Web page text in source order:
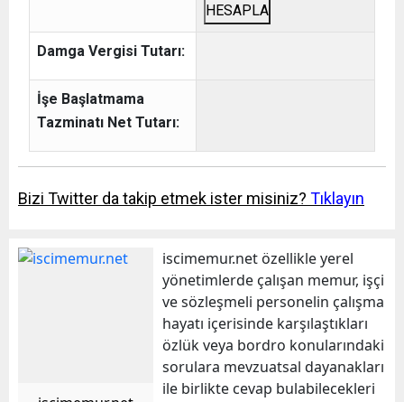
HESAPLA
Damga Vergisi Tutarı:
İşe Başlatmama
Tazminatı Net Tutarı:
Bizi Twitter da takip etmek ister misiniz? Tıklayın
iscimemur.net özellikle yerel
yönetimlerde çalışan memur, işçi
ve sözleşmeli personelin çalışma
hayatı içerisinde karşılaştıkları
özlük veya bordro konularındaki
sorulara mevzuatsal dayanakları
ile birlikte cevap bulabilecekleri